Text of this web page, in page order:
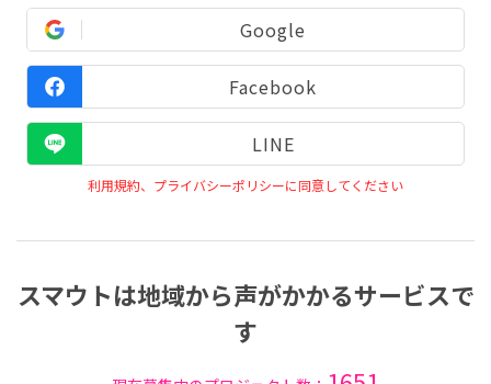
Google
Facebook
LINE
利用規約、プライバシーポリシーに同意してください
スマウトは地域から声がかかるサービスで
す